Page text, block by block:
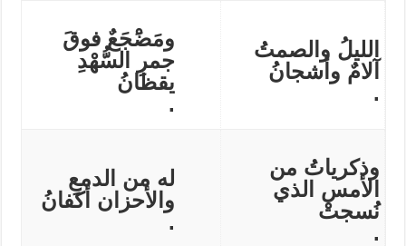
الليلُ والصمتُ
آلامٌ وأشجانُ
.
ومَضَْجَعٌ فوقَ
جمرِ السُّهْدِ
يقظانُ
.
وذكرياتُ من
الأمس الذي
نُسجتْ
.
له من الدمعِ
والأحزان أكفانُ
.